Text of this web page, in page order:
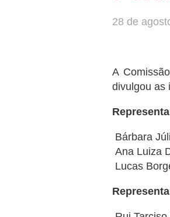
28 de
A
divulgou as
Bárbara
Ana Luiza
Lucas